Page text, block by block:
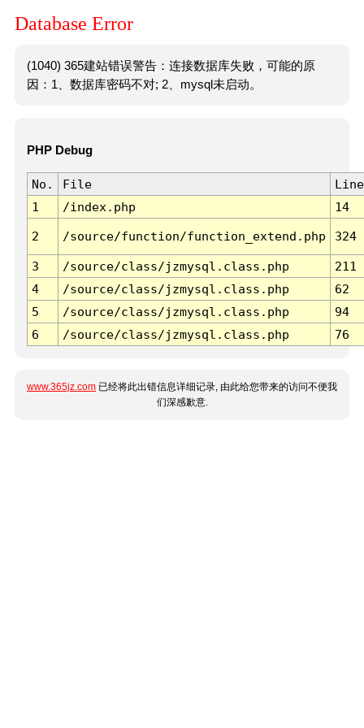
Database Error
(1040) 365建站错误警告：连接数据库失败，可能的原
因：1、数据库密码不对; 2、mysql未启动。
PHP Debug
No. File
Line
1
/index.php 14
2 /source/function/function_extend.php 324
3 /source/class/jzmysql.class.php
211
4
/source/class/jzmysql.class.php
62
5
/source/class/jzmysql.class.php
94
6
/source/class/jzmysql.class.php 76
www.365jz.com 已经将此出错信息详细记录, 由此给您带来的访问不便我
们深感歉意.